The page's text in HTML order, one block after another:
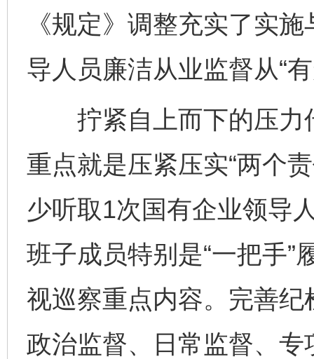
《规定》调整充实了实
导人员廉洁从业监督从“
拧紧自上而下的压力
重点就是压紧压实“两个
少听取1次国有企业领导
班子成员特别是“一把手”
视巡察重点内容。完善
政治监督、日常监督、